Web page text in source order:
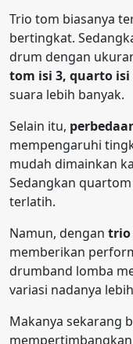
Trio tom biasanya
bertingkat.
drum dengan
tom isi 3, quarto isi
suara lebih banyak.
Selain itu,
mempengaruhi
mudah dimainkan
Sedangkan
terlatih.
Namun, dengan trio
memberikan
drumband lomba
variasi nadanya
Makanya sekarang
mempertimbangkan